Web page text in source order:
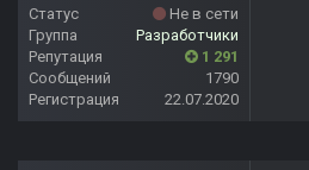
Статус
Не в сети
Группа
Разработчики
Репутация
1 291
Сообщений
1790
Регистрация
22.07.2020